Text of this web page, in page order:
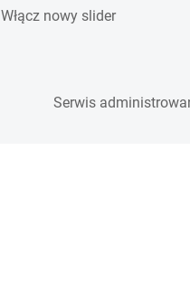
Włącz nowy slider
Serwis